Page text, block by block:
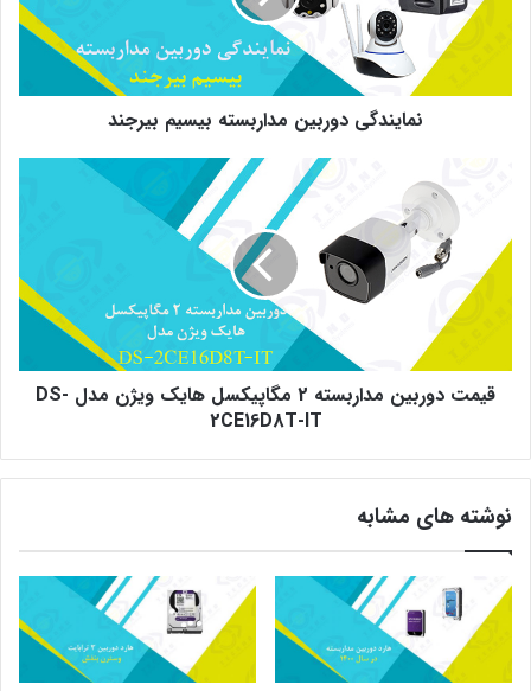
نمایندگی دوربین مداربسته بیسیم بیرجند
مداربسته
2
مگاپیکسل
DS-
2CE16D8T-
قیمت دوربین مداربسته 2 مگاپیکسل هایک ویژن مدل DS-
2CE16D8T-IT
نوشته های مشابه